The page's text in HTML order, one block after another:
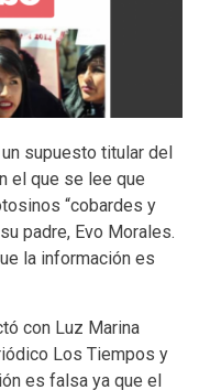
supuesto titular del
el que se lee que
“cobardes y
padre, Evo Morales.
la información es
con Luz Marina
Los Tiempos y
es falsa ya que el